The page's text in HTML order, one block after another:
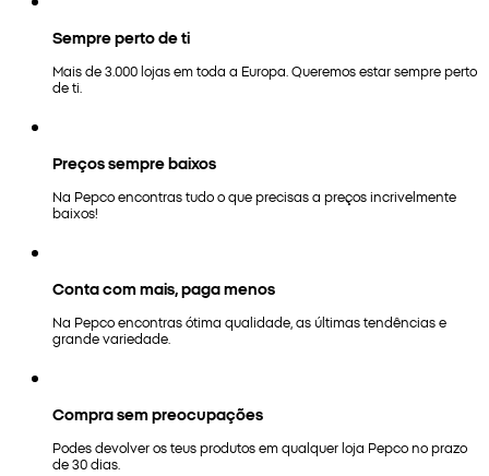
Sempre perto de ti
Mais de 3.000 lojas em toda a Europa. Queremos estar sempre perto
de ti.
Preços sempre baixos
Na Pepco encontras tudo o que precisas a preços incrivelmente
baixos!
Conta com mais, paga menos
Na Pepco encontras ótima qualidade, as últimas tendências e
grande variedade.
Compra sem preocupações
Podes devolver os teus produtos em qualquer loja Pepco no prazo
de 30 dias.